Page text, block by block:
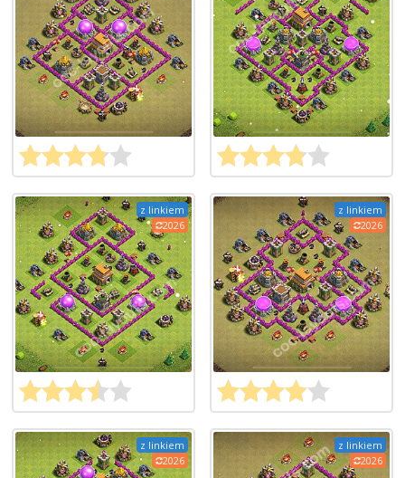
z linkiem
2026
z linkiem
2026
z linkiem
2026
z linkiem
2026